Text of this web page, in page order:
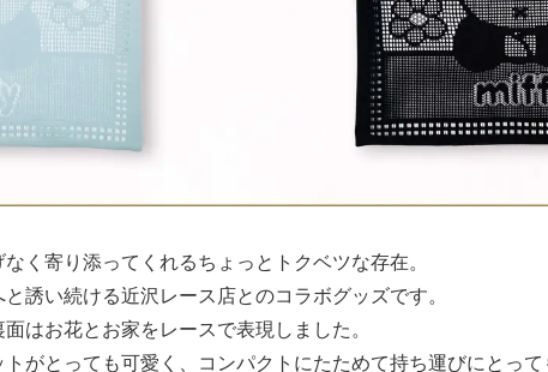
く寄り添ってくれるちょっとトクベツな存在。
誘い続ける近沢レース店とのコラボグッズです。
はお花とお家をレースで表現しました。
がとっても可愛く、コンパクトにたためて持ち運びにとって